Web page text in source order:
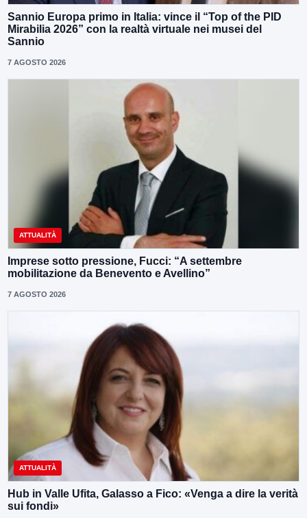
Sannio Europa primo in Italia: vince il “Top of the PID
Mirabilia 2026” con la realtà virtuale nei musei del
Sannio
7 AGOSTO 2026
ATTUALITÀ
Imprese sotto pressione, Fucci: “A settembre
mobilitazione da Benevento e Avellino”
7 AGOSTO 2026
ATTUALITÀ
Hub in Valle Ufita, Galasso a Fico: «Venga a dire la verità
sui fondi»